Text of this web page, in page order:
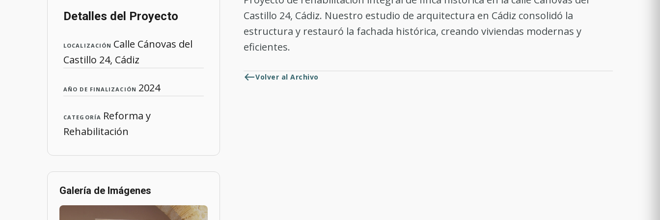
Detalles del Proyecto
LOCALIZACIÓN Calle Cánovas del
Castillo 24, Cádiz
AÑO DE FINALIZACIÓN 2024
CATEGORÍA Reforma y
Rehabilitación
Galería de Imágenes
Castillo 24, Cádiz. Nuestro estudio de arquitectura en Cádiz consolidó la
estructura y restauró la fachada histórica, creando viviendas modernas y
eficientes.
westVolver al Archivo